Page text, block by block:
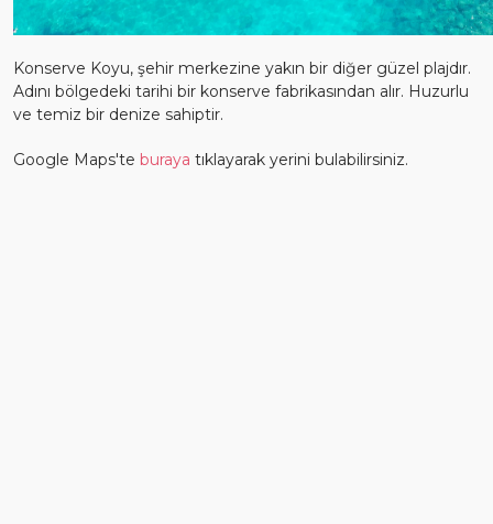
Konserve Koyu, şehir merkezine yakın bir diğer güzel plajdır.
Adını bölgedeki tarihi bir konserve fabrikasından alır. Huzurlu
ve temiz bir denize sahiptir.
Google Maps'te buraya tıklayarak yerini bulabilirsiniz.